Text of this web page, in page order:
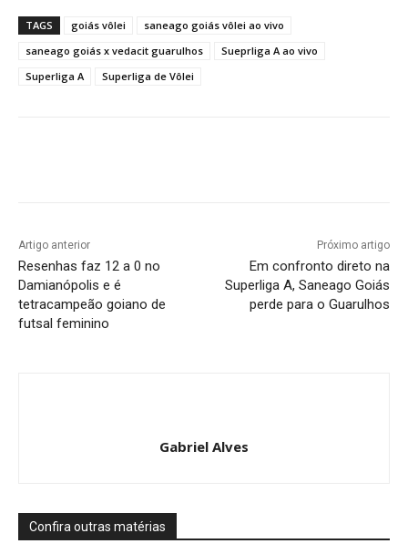
TAGS goiás vôlei
saneago goiás vôlei ao vivo
saneago goiás x vedacit guarulhos
Sueprliga A ao vivo
Superliga A
Superliga de Vôlei
Artigo anterior
Resenhas faz 12 a 0 no
Damianópolis e é
tetracampeão goiano de
futsal feminino
Próximo artigo
Em confronto direto na
Superliga A, Saneago Goiás
perde para o Guarulhos
Gabriel Alves
Confira outras matérias